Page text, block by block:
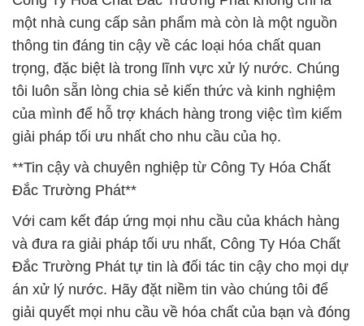
một nhà cung cấp sản phẩm mà còn là một nguồn
thông tin đáng tin cậy về các loại hóa chất quan
trọng, đặc biệt là trong lĩnh vực xử lý nước. Chúng
tôi luôn sẵn lòng chia sẻ kiến thức và kinh nghiệm
của mình để hỗ trợ khách hàng trong việc tìm kiếm
giải pháp tối ưu nhất cho nhu cầu của họ.
**Tin cậy và chuyên nghiệp từ Công Ty Hóa Chất
Đắc Trường Phát**
Với cam kết đáp ứng mọi nhu cầu của khách hàng
và đưa ra giải pháp tối ưu nhất, Công Ty Hóa Chất
Đắc Trường Phát tự tin là đối tác tin cậy cho mọi dự
án xử lý nước. Hãy đặt niềm tin vào chúng tôi để
giải quyết mọi nhu cầu về hóa chất của bạn và đóng